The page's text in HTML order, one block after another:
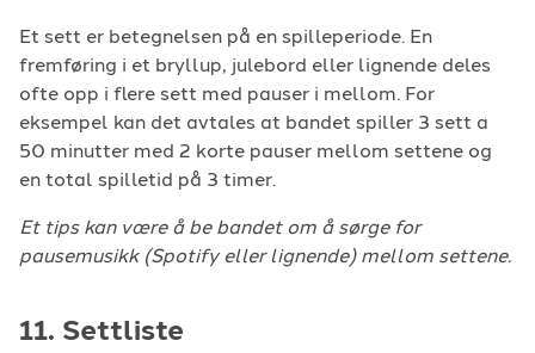
Et sett er betegnelsen på en spilleperiode. En
fremføring i et bryllup, julebord eller lignende deles
ofte opp i flere sett med pauser i mellom. For
eksempel kan det avtales at bandet spiller 3 sett a
50 minutter med 2 korte pauser mellom settene og
en total spilletid på 3 timer.
Et tips kan være å be bandet om å sørge for
pausemusikk (Spotify eller lignende) mellom settene.
11. Settliste